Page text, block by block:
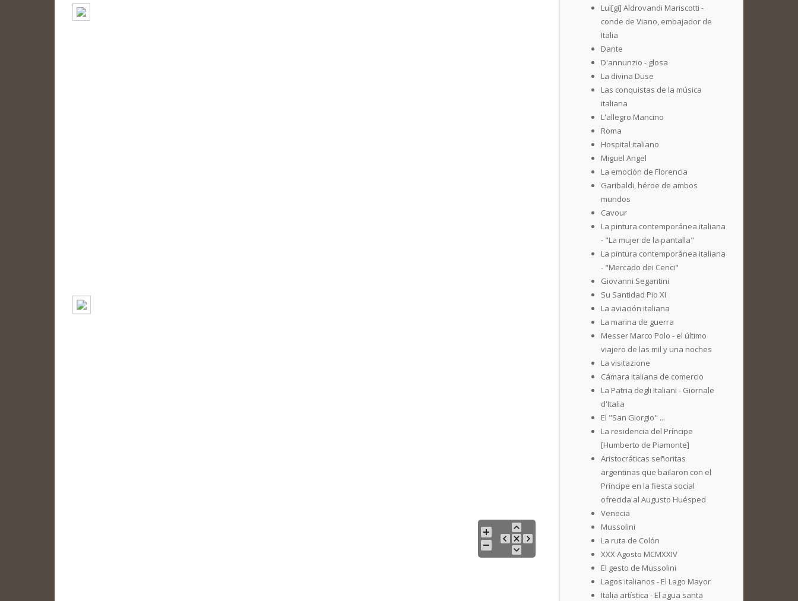
Lui[gi] Aldrovandi Mariscotti -
conde de Viano, embajador de
Italia
Dante
D'annunzio - glosa
La divina Duse
Las conquistas de la música
italiana
L'allegro Mancino
Roma
Hospital italiano
Miguel Angel
La emoción de Florencia
Garibaldi, héroe de ambos
mundos
Cavour
La pintura contemporánea italiana
- "La mujer de la pantalla"
La pintura contemporánea italiana
- "Mercado dei Cenci"
Giovanni Segantini
Su Santidad Pio XI
La aviación italiana
La marina de guerra
Messer Marco Polo - el último
viajero de las mil y una noches
La visitazione
Cámara italiana de comercio
La Patria degli Italiani - Giornale
d'Italia
El "San Giorgio" ...
La residencia del Príncipe
[Humberto de Piamonte]
Aristocráticas señoritas
argentinas que bailaron con el
Príncipe en la fiesta social
ofrecida al Augusto Huésped
Venecia
Mussolini
La ruta de Colón
XXX Agosto MCMXXIV
El gesto de Mussolini
Lagos italianos - El Lago Mayor
Italia artística - El agua santa